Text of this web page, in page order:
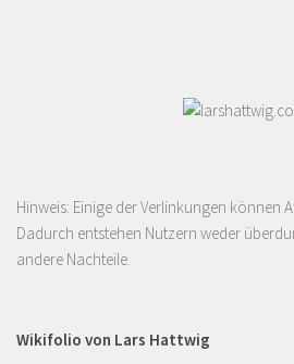
Hinweis: Einige der Verlinkungen können
Dadurch entstehen Nutzern weder
andere Nachteile.
Wikifolio von Lars Hattwig